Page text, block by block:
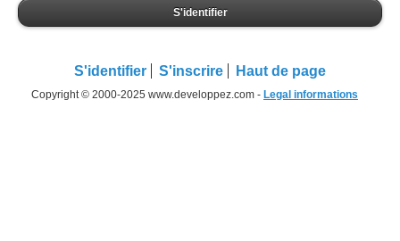
S'identifier
S'identifier S'inscrire Haut de page
Copyright © 2000-2025 www.developpez.com - Legal informations